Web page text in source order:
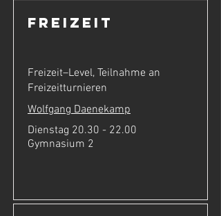
Freizeit
Freizeit–Level, Teilnahme an
Freizeitturnieren
Wolfgang Daenekamp
Dienstag 20.30 - 22.00
Gymnasium 2